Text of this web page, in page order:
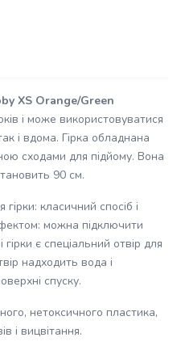
XS Orange/Green
і може використовуватися
і вдома. Гірка обладнана
сходами для підйому. Вона
90 см.
класичний спосіб і
можна підключити
є спеціальний отвір для
надходить вода і
спуску.
нетоксичного пластика,
і вицвітання.